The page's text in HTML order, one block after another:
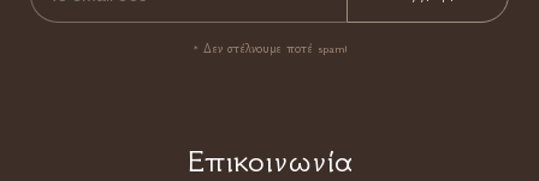
* Δεν στέλνουμε ποτέ spam!
Επικοινωνία